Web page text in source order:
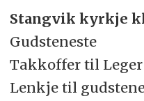
Stangvik kyrkje
Gudsteneste
Takkoffer til Leger
Lenkje til